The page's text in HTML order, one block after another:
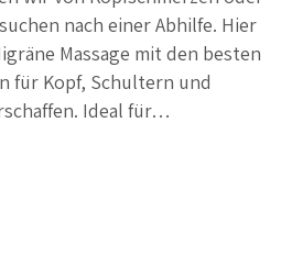
nach einer Abhilfe. Hier
Massage mit den besten
für Kopf, Schultern und
Ideal für…